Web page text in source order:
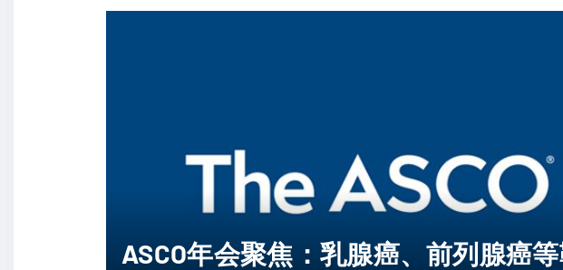
腺
希
相
胚
ASCO年会聚焦：乳腺癌、前列腺癌